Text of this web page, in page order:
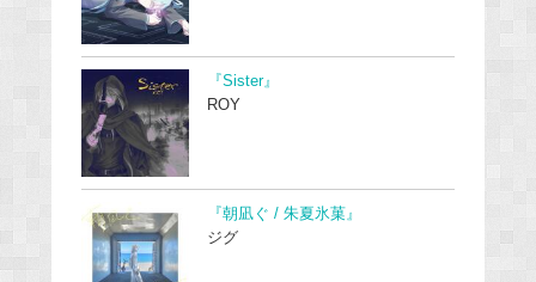
『Sister』
ROY
『朝凪ぐ / 朱夏氷菓』
ジグ